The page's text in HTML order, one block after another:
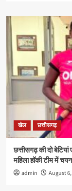
खेल छत्तीसगढ़
छत्तीसगढ़ की दो
महिला हॉकी टीम में चयन
admin August